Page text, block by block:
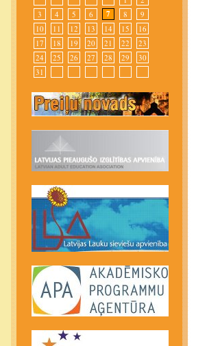
3
4 5 6 7 8
9
10
11 12 13 14 15
16
17
18 19 20 21 22
23
24
25 26 27 28 29
30
31